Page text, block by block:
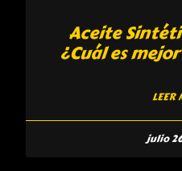
Aceite
¿Cuál es
LEER
julio